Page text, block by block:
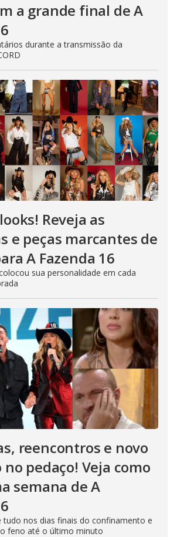
a grande final de A
durante a transmissão da
Reveja as
e peças marcantes de
A Fazenda 16
sua personalidade em cada
reencontros e novo
pedaço! Veja como
semana de A
tudo nos dias finais do confinamento e
feno até o último minuto